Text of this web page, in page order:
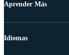
Aprender Más
Idiomas